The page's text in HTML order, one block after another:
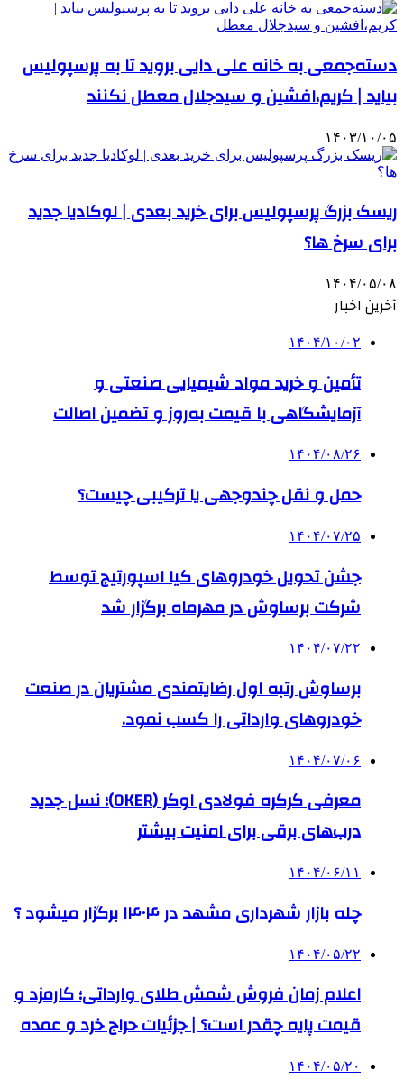
دسته‌جمعی به خانه علی دایی بروید تا به پرسپولیس
بیاید | کریم،افشین و سیدجلال معطل نکنند
۱۴۰۳/۱۰/۰۵
ریسک بزرگ پرسپولیس برای خرید بعدی | لوکادیا جدید
برای سرخ ها؟
۱۴۰۴/۰۵/۰۸
آخرین اخبار
۱۴۰۴/۱۰/۰۲
تأمین و خرید مواد شیمیایی صنعتی و
آزمایشگاهی با قیمت به‌روز و تضمین اصالت
۱۴۰۴/۰۸/۲۶
حمل و نقل چندوجهی یا ترکیبی چیست؟
۱۴۰۴/۰۷/۲۵
جشن تحویل خودروهای کیا اسپورتیج توسط
شرکت برساوش در مهرماه برگزار شد
۱۴۰۴/۰۷/۲۲
برساوش رتبه اول رضایتمندی مشتریان در صنعت
خودروهای وارداتی را کسب نمود.
۱۴۰۴/۰۷/۰۶
معرفی کرکره فولادی اوکر (OKER)؛ نسل جدید
درب‌های برقی برای امنیت بیشتر
۱۴۰۴/۰۶/۱۱
چله بازار شهرداری مشهد در ۱۴۰۴ برگزار میشود ؟
۱۴۰۴/۰۵/۲۲
اعلام زمان فروش شمش طلای وارداتی؛ کارمزد و
قیمت پایه چقدر است؟ | جزئیات حراج خرد و عمده
۱۴۰۴/۰۵/۲۰